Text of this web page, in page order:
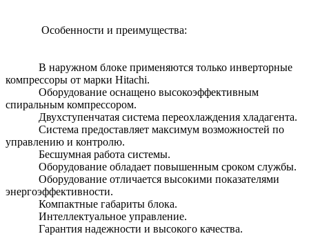
Особенности и преимущества:
В наружном блоке применяются только инверторные
компрессоры от марки Hitachi.
Оборудование оснащено высокоэффективным
спиральным компрессором.
Двухступенчатая система переохлаждения хладагента.
Система предоставляет максимум возможностей по
управлению и контролю.
Бесшумная работа системы.
Оборудование обладает повышенным сроком службы.
Оборудование отличается высокими показателями
энергоэффективности.
Компактные габариты блока.
Интеллектуальное управление.
Гарантия надежности и высокого качества.